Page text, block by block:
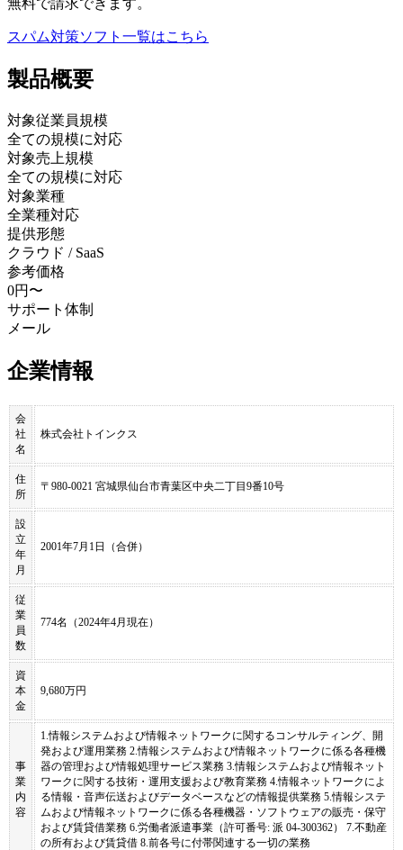
無料で請求できます。
スパム対策ソフト 一覧はこちら
製品概要
対象従業員規模
全ての規模に対応
対象売上規模
全ての規模に対応
対象業種
全業種対応
提供形態
クラウド / SaaS
参考価格
0円〜
サポート体制
メール
企業情報
会
社
名
株式会社トインクス
住
所
〒980-0021 宮城県仙台市青葉区中央二丁目9番10号
設
立
年
月
2001年7月1日（合併）
従
業
員
数
774名（2024年4月現在）
資
本
金
9,680万円
事
業
内
容
1.情報システムおよび情報ネットワークに関するコンサルティング、開
発および運用業務 2.情報システムおよび情報ネットワークに係る各種機
器の管理および情報処理サービス業務 3.情報システムおよび情報ネット
ワークに関する技術・運用支援および教育業務 4.情報ネットワークによ
る情報・音声伝送およびデータベースなどの情報提供業務 5.情報システ
ムおよび情報ネットワークに係る各種機器・ソフトウェアの販売・保守
および賃貸借業務 6.労働者派遣事業（許可番号: 派 04-300362） 7.不動産
の所有および賃貸借 8.前各号に付帯関連する一切の業務